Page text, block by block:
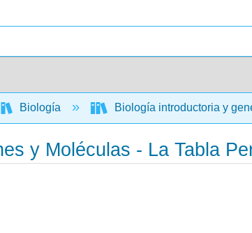
global
Biología Biología introductoria y
y Moléculas - La Tabla